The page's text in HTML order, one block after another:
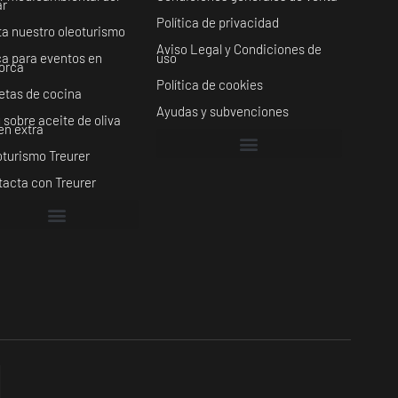
nuestro oleoturismo
para eventos en
de cocina
sobre aceite de oliva
extra
Treurer
con Treurer
Política de privacidad
Aviso Legal y Condiciones de
uso
Política de cookies
Ayudas y subvenciones